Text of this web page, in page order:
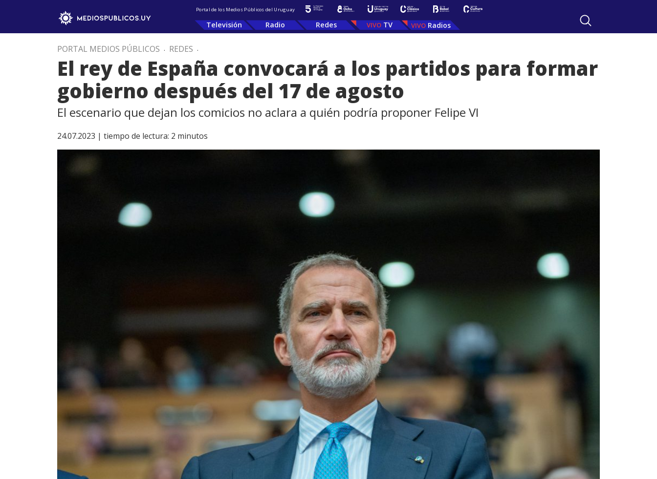
Portal de los Medios Públicos del Uruguay
Televisión Radio Redes TV Radios
PORTAL MEDIOS PÚBLICOS . REDES .
El rey de España convocará a los partidos para formar
gobierno después del 17 de agosto
El escenario que dejan los comicios no aclara a quién podría proponer Felipe VI
24.07.2023 | tiempo de lectura: 2 minutos